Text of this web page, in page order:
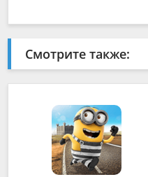
Смотрите также: